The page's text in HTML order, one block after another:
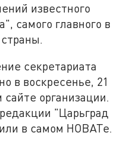
известного
самого главного в
секретариата
в воскресенье, 21
организации.
"Царьград
в самом НОВАТе.